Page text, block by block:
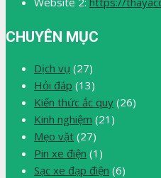
CHUYÊN MỤC
Dịch vụ (27)
Hỏi đáp (13)
Kiến thức ắc quy (26)
Kinh nghiệm (21)
Mẹo vặt (27)
Pin xe điện (1)
Sạc xe đạp điện (6)